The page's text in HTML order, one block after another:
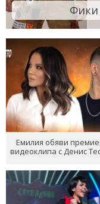
Фики
Емилия обяви
видеоклипа с Денис